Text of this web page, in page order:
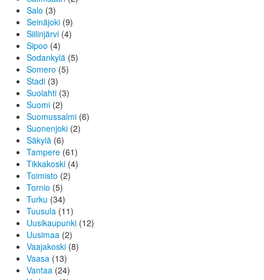
Salo (3)
Seinäjoki (9)
Siilinjärvi (4)
Sipoo (4)
Sodankylä (5)
Somero (5)
Stadi (3)
Suolahti (3)
Suomi (2)
Suomussalmi (6)
Suonenjoki (2)
Säkylä (6)
Tampere (61)
Tikkakoski (4)
Toimisto (2)
Tornio (5)
Turku (34)
Tuusula (11)
Uusikaupunki (12)
Uusimaa (2)
Vaajakoski (8)
Vaasa (13)
Vantaa (24)